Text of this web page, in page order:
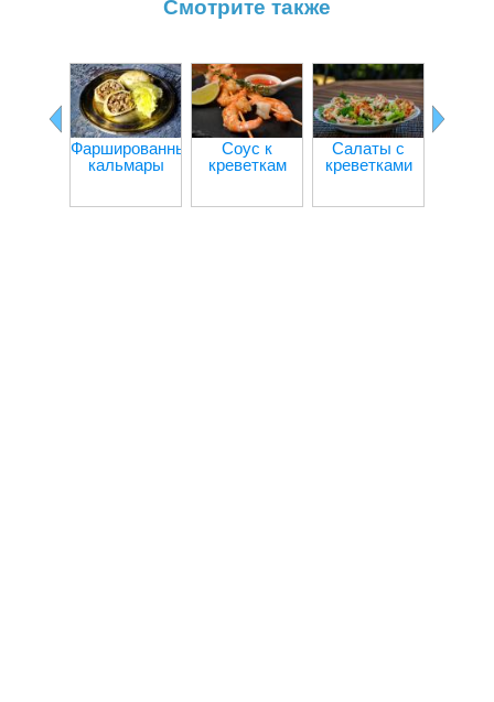
Смотрите также
Фаршированные
кальмары
Соус к
креветкам
Салаты с
креветками